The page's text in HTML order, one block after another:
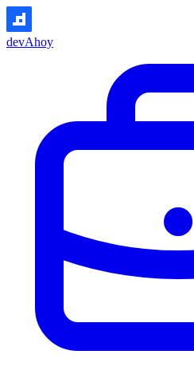
devAhoy